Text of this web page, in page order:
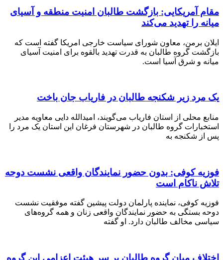
آمریکایی: بازگشت طالبان امنیت منطقه و آسیای
را تهدید می‌کند
برمن، معاون شورای سیاست خارجی امریکا گفته است که
گروه طالبان به قدرت تهدید بالقوه برای امنیت آسیای
و شرق آسیا است.
زیر شکنجه طالبان در فاریاب جان باخت
محلی از استان فاریاب می‌گویند، امیدالله دایی معاویه مدیر
گروه طالبان در شهرستان فرغان این استان یک مرد را
شکنجه به
کوفی: بدون حضور نمایندگان واقعی نشست دوحه
ناکام است
کوفی، نماینده پارلمان دولت پیشین گفته موفقیت نشست
به حضور نمایندگان واقعی زنان و همه گروه‌های
مخالف طالبان دارد. او گفته
میان گروه طالبان بر سر هیئت اعزامی این گروه